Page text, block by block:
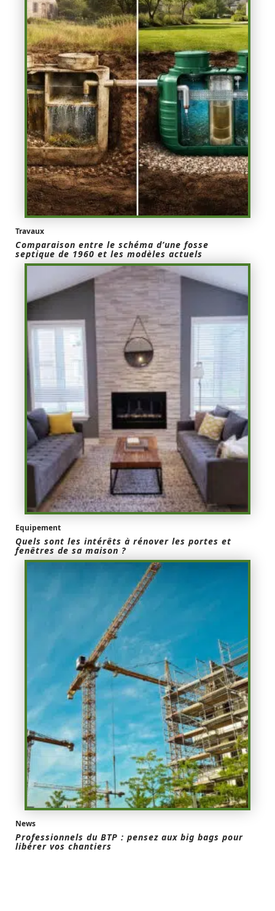
Travaux
Comparaison entre le schéma d’une fosse
septique de 1960 et les modèles actuels
Equipement
Quels sont les intérêts à rénover les portes et
fenêtres de sa maison ?
News
Professionnels du BTP : pensez aux big bags pour
libérer vos chantiers